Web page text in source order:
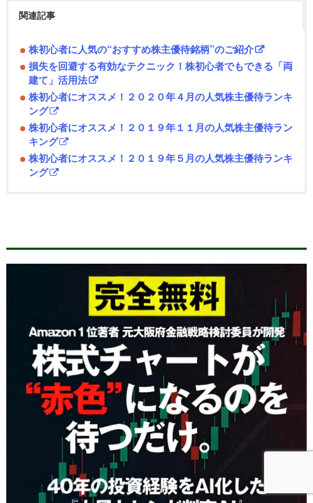
関連記事
株初心者に人気の“おすすめ株主優待銘柄”のご紹介
損失を回避する有効なテクニック！株初心者でもできる「両
建て」活用法
株初心者にオススメ！２０２０年４月の人気株主優待ランキ
ング
株初心者にオススメ！２０１９年１１月の人気株主優待ラン
キング
株初心者にオススメ！２０１９年５月の人気株主優待ランキ
ング